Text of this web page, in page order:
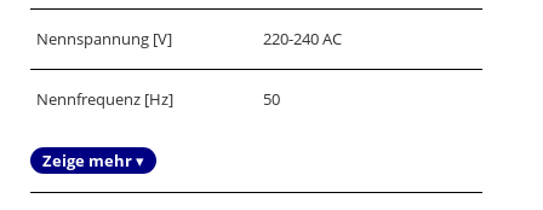
Nennspannung [V] 220-240 AC
Nennfrequenz [Hz] 50
Zeige mehr ▾